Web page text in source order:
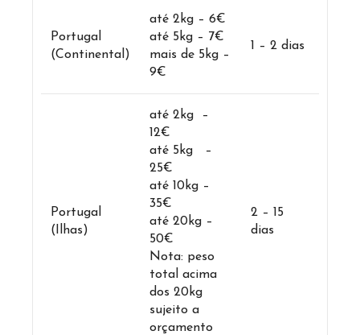
Portugal
(Continental)
até 2kg – 6€
até 5kg – 7€
mais de 5kg –
9€
1 – 2 dias
Portugal
(Ilhas)
até 2kg –
12€
até 5kg –
25€
até 10kg –
35€
até 20kg –
50€
Nota: peso
total acima
dos 20kg
sujeito a
orçamento
2 – 15
dias